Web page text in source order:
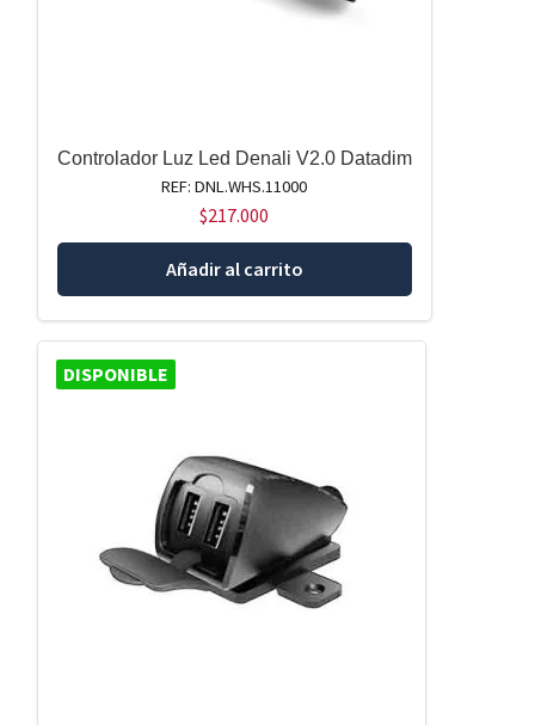
Controlador Luz Led Denali V2.0 Datadim
REF: DNL.WHS.11000
$217.000
Añadir al carrito
DISPONIBLE